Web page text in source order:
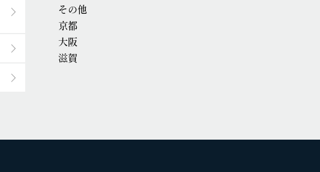
その他
京都
大阪
滋賀